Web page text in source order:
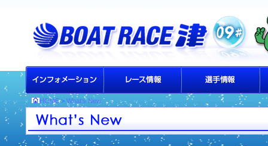
HOME> What's New